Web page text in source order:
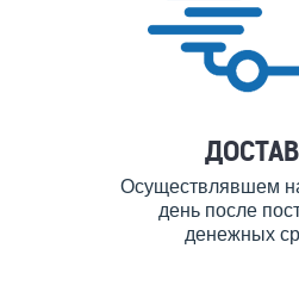
Осуществлявшем
день после
денежных